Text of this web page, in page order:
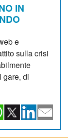
IN
e
sulla crisi
gare, di